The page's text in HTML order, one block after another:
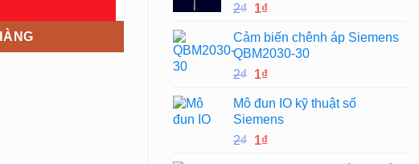
2₫ Giá
là:
2₫.
1₫Giá
tại
là:
1₫.
Cảm biến chênh áp Siemens
QBM2030-30
2₫ Giá
là:
2₫.
1₫Giá
tại
là:
1₫.
Mô đun IO kỹ thuật số
Siemens
2₫ Giá
1₫Giá